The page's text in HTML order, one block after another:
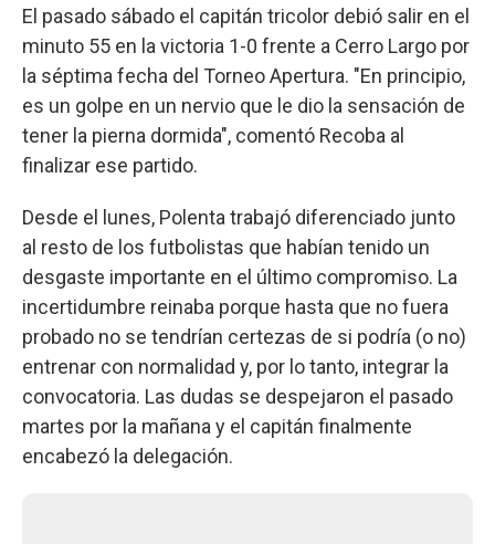
El pasado sábado el capitán tricolor debió salir en el
minuto 55 en la victoria 1-0 frente a Cerro Largo por
la séptima fecha del Torneo Apertura. "En principio,
es un golpe en un nervio que le dio la sensación de
tener la pierna dormida", comentó Recoba al
finalizar ese partido.
Desde el lunes, Polenta trabajó diferenciado junto
al resto de los futbolistas que habían tenido un
desgaste importante en el último compromiso. La
incertidumbre reinaba porque hasta que no fuera
probado no se tendrían certezas de si podría (o no)
entrenar con normalidad y, por lo tanto, integrar la
convocatoria. Las dudas se despejaron el pasado
martes por la mañana y el capitán finalmente
encabezó la delegación.